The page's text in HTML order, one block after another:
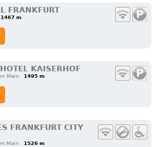
FRANKFURT
1467 m
KAISERHOF
Main 1495 m
FRANKFURT CITY
Main 1526 m